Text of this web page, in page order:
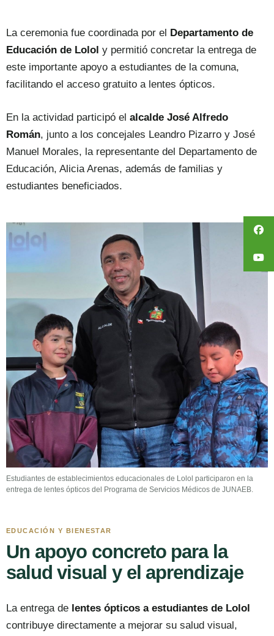
La ceremonia fue coordinada por el Departamento de
Educación de Lolol y permitió concretar la entrega de
este importante apoyo a estudiantes de la comuna,
facilitando el acceso gratuito a lentes ópticos.
En la actividad participó el alcalde José Alfredo
Román, junto a los concejales Leandro Pizarro y José
Manuel Morales, la representante del Departamento de
Educación, Alicia Arenas, además de familias y
estudiantes beneficiados.
Estudiantes de establecimientos educacionales de Lolol participaron en la
entrega de lentes ópticos del Programa de Servicios Médicos de JUNAEB.
EDUCACIÓN Y BIENESTAR
Un apoyo concreto para la
salud visual y el aprendizaje
La entrega de lentes ópticos a estudiantes de Lolol
contribuye directamente a mejorar su salud visual,